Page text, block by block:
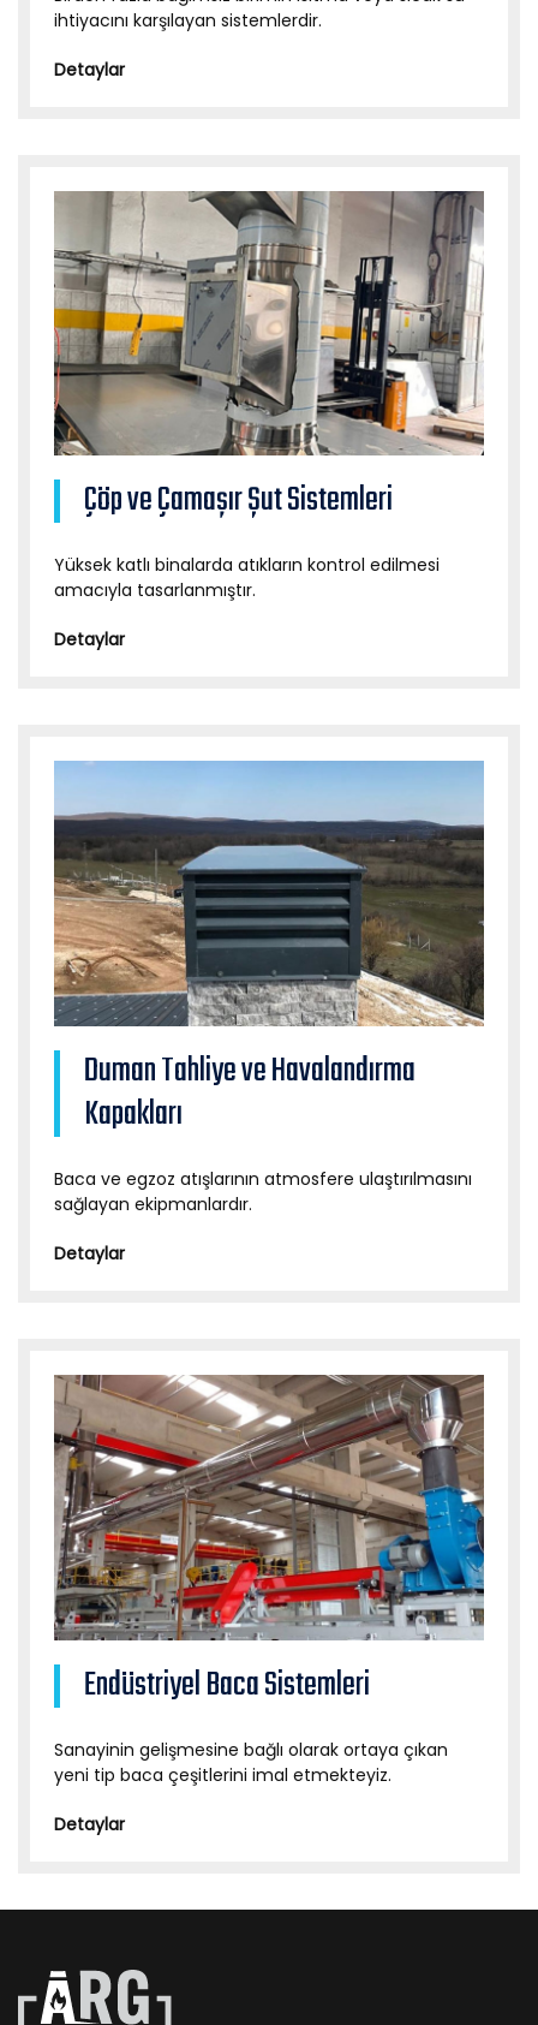
ihtiyacını karşılayan sistemlerdir.
Detaylar
Çöp ve Çamaşır Şut Sistemleri
Yüksek katlı binalarda atıkların kontrol edilmesi
amacıyla tasarlanmıştır.
Detaylar
Duman Tahliye ve Havalandırma
Kapakları
Baca ve egzoz atışlarının atmosfere ulaştırılmasını
sağlayan ekipmanlardır.
Detaylar
Endüstriyel Baca Sistemleri
Sanayinin gelişmesine bağlı olarak ortaya çıkan
yeni tip baca çeşitlerini imal etmekteyiz.
Detaylar